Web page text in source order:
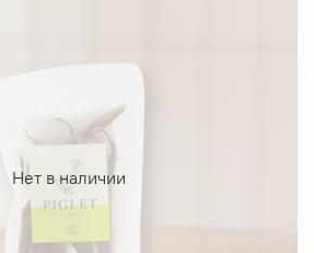
Нет в наличии